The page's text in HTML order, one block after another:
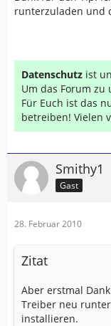
runterzuladen und
Datenschutz ist
Um das Forum
Für Euch ist das
betreiben! Vielen
Smithy1
Gast
28. Februar 2010
Zitat
Aber erstmal
Treiber neu
installieren.